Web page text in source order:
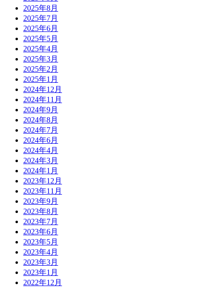
2025年8月
2025年7月
2025年6月
2025年5月
2025年4月
2025年3月
2025年2月
2025年1月
2024年12月
2024年11月
2024年9月
2024年8月
2024年7月
2024年6月
2024年4月
2024年3月
2024年1月
2023年12月
2023年11月
2023年9月
2023年8月
2023年7月
2023年6月
2023年5月
2023年4月
2023年3月
2023年1月
2022年12月